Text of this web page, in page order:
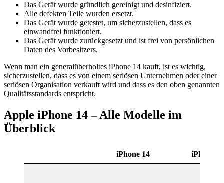
Das Gerät wurde gründlich gereinigt und desinfiziert.
Alle defekten Teile wurden ersetzt.
Das Gerät wurde getestet, um sicherzustellen, dass es
einwandfrei funktioniert.
Das Gerät wurde zurückgesetzt und ist frei von persönlichen
Daten des Vorbesitzers.
Wenn man ein generalüberholtes iPhone 14 kauft, ist es wichtig,
sicherzustellen, dass es von einem seriösen Unternehmen oder einer
seriösen Organisation verkauft wird und dass es den oben genannten
Qualitätsstandards entspricht.
Apple iPhone 14 – Alle Modelle im
Überblick
iPhone 14 iPhone